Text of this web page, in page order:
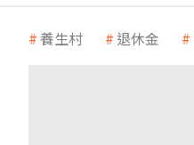
養生村 退休金